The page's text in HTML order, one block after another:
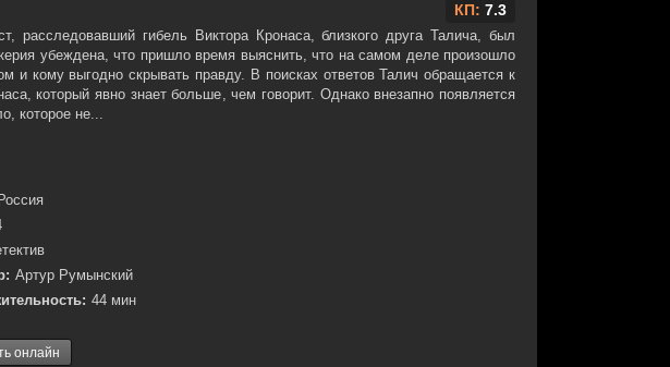
КП: 7.3
расследовавший гибель Виктора Кронаса, близкого друга Талича, был
убеждена, что пришло время выяснить, что на самом деле произошло
и кому выгодно скрывать правду. В поисках ответов Талич обращается к
который явно знает больше, чем говорит. Однако внезапно появляется
которое не...
Россия
Артур Румынский
44 мин
онлайн